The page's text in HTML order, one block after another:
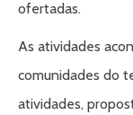
ofertadas.
As atividades
comunidades do
atividades,